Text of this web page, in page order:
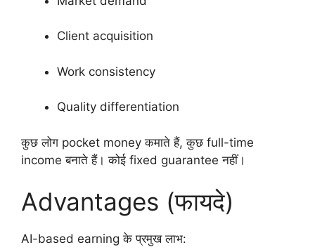
Client acquisition
Work consistency
Quality differentiation
कुछ लोग pocket money कमाते हैं, कुछ full-time
income बनाते हैं। कोई fixed guarantee नहीं।
Advantages (फायदे)
AI-based earning के प्रमुख लाभ: